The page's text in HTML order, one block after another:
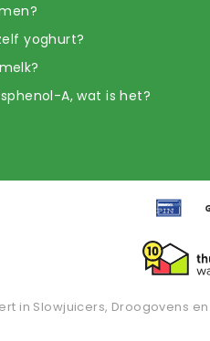
yoghurt?
A, wat is het?
in Slowjuicers, Droogovens